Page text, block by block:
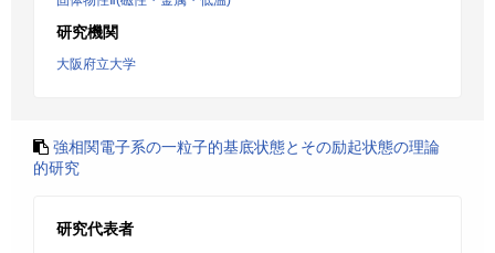
研究機関
大阪府立大学
強相関電子系の一粒子的基底状態とその励起状態の理論
的研究
研究代表者